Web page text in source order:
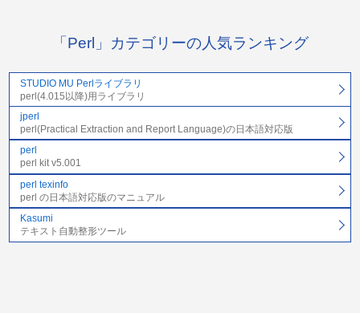
「Perl」カテゴリーの人気ランキング
STUDIO MU Perlライブラリ
perl(4.015以降)用ライブラリ
jperl
perl(Practical Extraction and Report Language)の日本語対応版
perl
perl kit v5.001
perl texinfo
perl の日本語対応版のマニュアル
Kasumi
テキスト自動整形ツール